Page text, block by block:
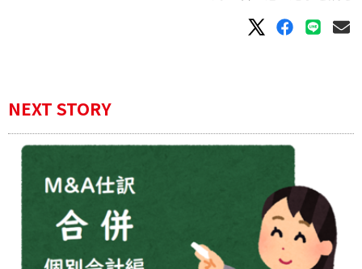
NEXT STORY